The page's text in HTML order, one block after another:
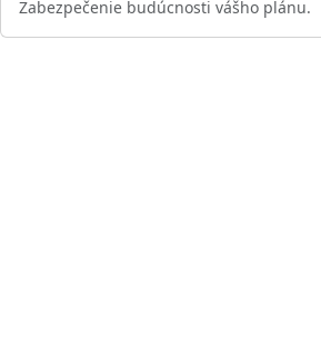
Zabezpečenie budúcnosti vášho plánu.